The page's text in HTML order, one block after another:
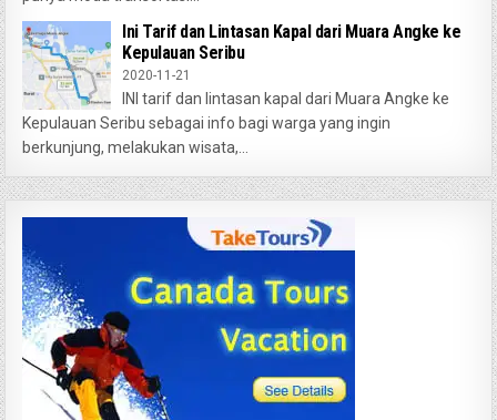
Ini Tarif dan Lintasan Kapal dari Muara Angke ke
Kepulauan Seribu
2020-11-21
INI tarif dan lintasan kapal dari Muara Angke ke
Kepulauan Seribu sebagai info bagi warga yang ingin
berkunjung, melakukan wisata,...